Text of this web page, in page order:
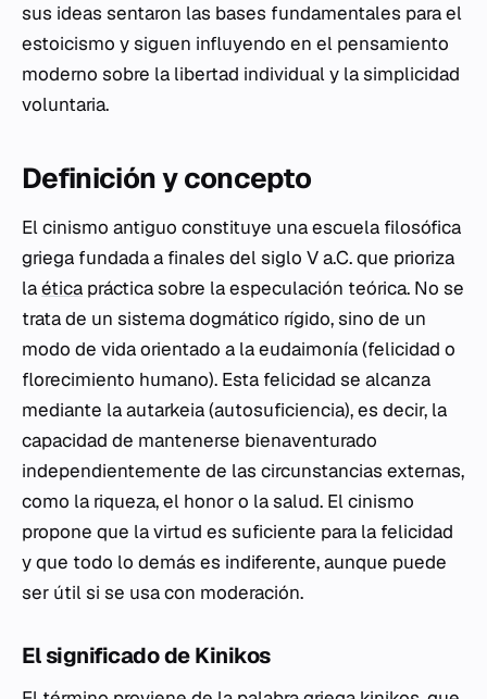
sus ideas sentaron las bases fundamentales para el
estoicismo y siguen influyendo en el pensamiento
moderno sobre la libertad individual y la simplicidad
voluntaria.
Definición y concepto
El cinismo antiguo constituye una escuela filosófica
griega fundada a finales del siglo V a.C. que prioriza
laética práctica sobre la especulación teórica. No se
trata de un sistema dogmático rígido, sino de un
modo de vida orientado a laeudaimonía(felicidad o
florecimiento humano). Esta felicidad se alcanza
mediante laautarkeia(autosuficiencia), es decir, la
capacidad de mantenerse bienaventurado
independientemente de las circunstancias externas,
como la riqueza, el honor o la salud. El cinismo
propone que la virtud es suficiente para la felicidad
y que todo lo demás es indiferente, aunque puede
ser útil si se usa con moderación.
El significado deKinikos